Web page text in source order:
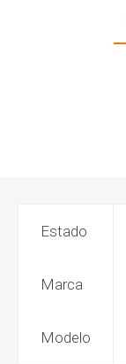
Estado
Marca
Modelo